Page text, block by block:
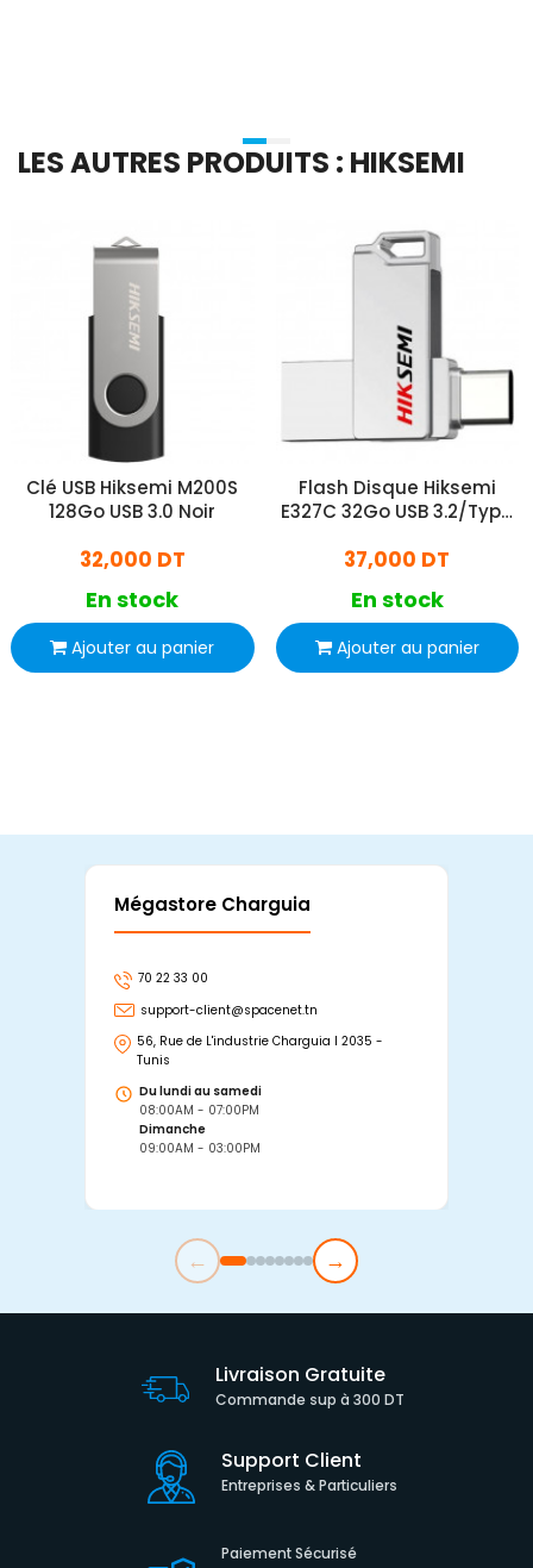
LES AUTRES PRODUITS : HIKSEMI
Clé USB Hiksemi M200S
128Go USB 3.0 Noir
32,000 DT
En stock
Ajouter au panier
Flash Disque​ Hiksemi
E327C 32Go USB 3.2/Type
37,000 DT
En stock
Ajouter au panier
Mégastore Charguia
70 22 33 00
support-client@spacenet.tn
56, Rue de L'industrie Charguia I 2035 -
Tunis
Du lundi au samedi
08:00AM - 07:00PM
Dimanche
09:00AM - 03:00PM
← →
Livraison Gratuite
Commande sup à 300 DT
Support Client
Entreprises & Particuliers
Paiement Sécurisé